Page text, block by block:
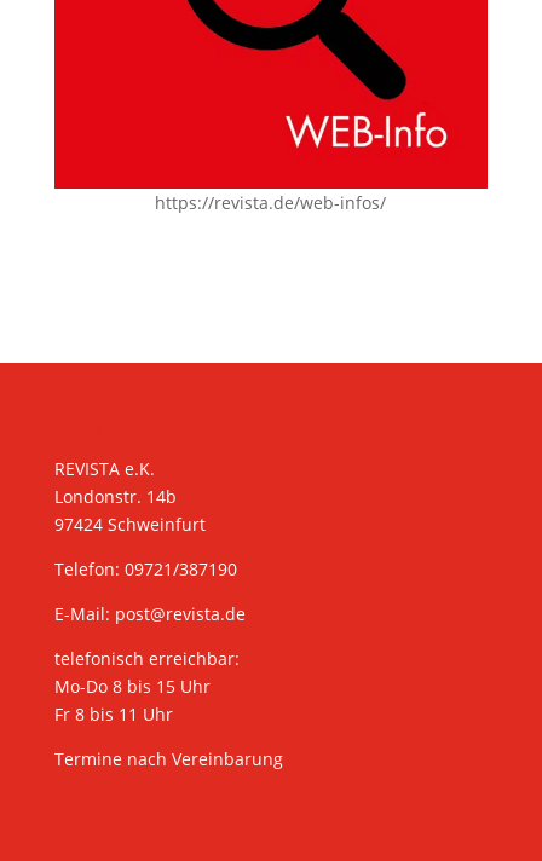
https://revista.de/web-infos/
REVISTA e.K.
Londonstr. 14b
97424 Schweinfurt
Telefon: 09721/387190
E-Mail: post@revista.de
telefonisch erreichbar:
Mo-Do 8 bis 15 Uhr
Fr 8 bis 11 Uhr
Termine nach Vereinbarung